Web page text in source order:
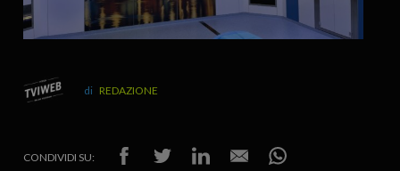
REDAZIONE
CONDIVIDI SU: